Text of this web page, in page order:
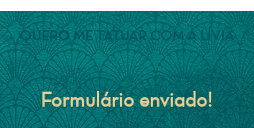
QUERO ME TATUAR COM A LÍVIA
Formulário enviado!